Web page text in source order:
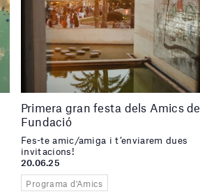
Primera gran festa dels Amics
Fundació
Fes-te amic/amiga i t’enviarem dues
invitacions!
20.06.25
Programa d'Amics